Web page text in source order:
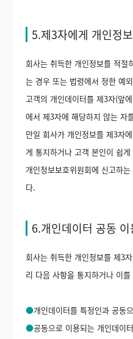
5.제3자에게 개인정
회사는 취득한 개인정보를 적절
는 경우 또는 법령에서 정한 예
고객의 개인데이터를 제3자(앞
에서 제3자에 해당하지 않는 자
만일 회사가 개인정보를 제3자
게 통지하거나 고객 본인이 쉽
개인정보보호위원회에 신고하
다.
6.개인데이터 공동 이
회사는 취득한 개인정보를 제3
리 다음 사항을 통지하거나 이
●개인데이터를 특정인과 공동
●공동으로 이용되는 개인데이